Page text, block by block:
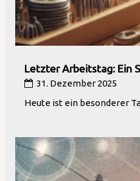
Letzter Arbeitstag: Ein
31. Dezember 2025
Heute ist ein besonderer